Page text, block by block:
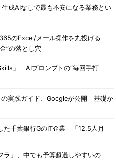
成AIなしで最も不安になる業務とい
のExcel/メール操作を丸投げる
”の落とし穴
」 AIプロンプトの“毎回手打
の実践ガイド、Googleが公開 基礎か
た千葉銀行GのIT企業 「12.5人月
ラ」、中でも予算超過しやすいの